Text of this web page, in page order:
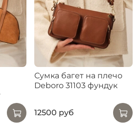
Сумка багет на плечо
Deboro 31103 фундук
12500 руб